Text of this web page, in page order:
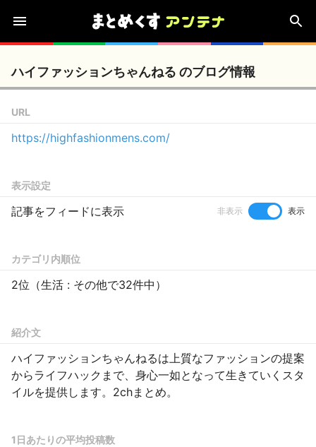
ハイファッションちゃんねる のブログ情報
URL
https://highfashionmens.com/
表示設定
記事をフィードに表示 非表示 表示
カテゴリ内順位
2位（生活 : その他で32件中）
紹介文
ハイファッションちゃんねるは上質なファッションの提案
からライフハックまで、身心一如となって生きていくスタ
イルを提供します。2chまとめ。
1日あたりの平均投稿数